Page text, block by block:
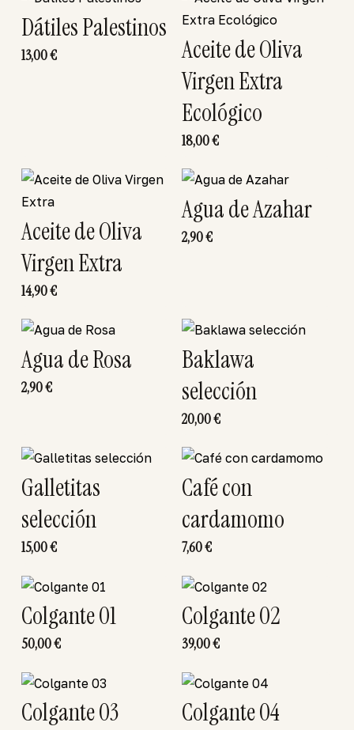
Dátiles Palestinos
13,00€
Aceite de Oliva
Virgen Extra
Ecológico
18,00€
Aceite de Oliva
Virgen Extra
14,90€
Agua de Azahar
2,90€
Agua de Rosa
2,90€
Baklawa
selección
20,00€
Galletitas
selección
15,00€
Café con
cardamomo
7,60€
Colgante 01
50,00€
Colgante 02
39,00€
Colgante 03 Colgante 04